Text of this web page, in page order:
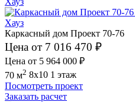
Каркасный дом Проект 70-76
Цена от 7 016 470 ₽
Цена от 5 964 000 ₽
70 м2 8x10 1 этаж
Посмотреть проект
Заказать расчет